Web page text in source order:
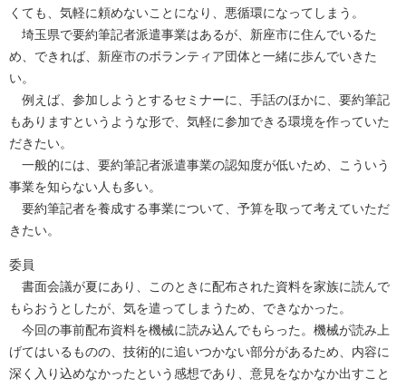
くても、気軽に頼めないことになり、悪循環になってしまう。
埼玉県で要約筆記者派遣事業はあるが、新座市に住んでいるた
め、できれば、新座市のボランティア団体と一緒に歩んでいきた
い。
例えば、参加しようとするセミナーに、手話のほかに、要約筆記
もありますというような形で、気軽に参加できる環境を作っていた
だきたい。
一般的には、要約筆記者派遣事業の認知度が低いため、こういう
事業を知らない人も多い。
要約筆記者を養成する事業について、予算を取って考えていただ
きたい。
委員
書面会議が夏にあり、このときに配布された資料を家族に読んで
もらおうとしたが、気を遣ってしまうため、できなかった。
今回の事前配布資料を機械に読み込んでもらった。機械が読み上
げてはいるものの、技術的に追いつかない部分があるため、内容に
深く入り込めなかったという感想であり、意見をなかなか出すこと